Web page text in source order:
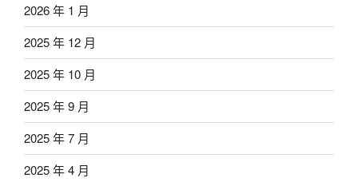
2026 年 1 月
2025 年 12 月
2025 年 10 月
2025 年 9 月
2025 年 7 月
2025 年 4 月